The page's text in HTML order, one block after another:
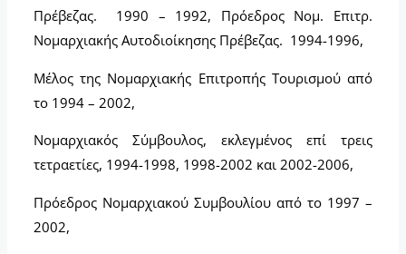
Πρέβεζας. 1990 – 1992, Πρόεδρος Νομ. Επιτρ.
Νομαρχιακής Αυτοδιοίκησης Πρέβεζας. 1994-1996,
Μέλος της Νομαρχιακής Επιτροπής Τουρισμού από
το 1994 – 2002,
Νομαρχιακός Σύμβουλος, εκλεγμένος επί τρεις
τετραετίες, 1994-1998, 1998-2002 και 2002-2006,
Πρόεδρος Νομαρχιακού Συμβουλίου από το 1997 –
2002,